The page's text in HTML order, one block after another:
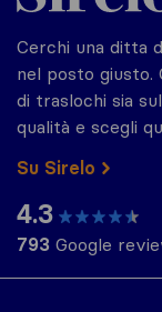
Cerchi una ditta
nel posto giusto.
di traslochi sia
qualità e scegli
Su Sirelo
4.3
793 Google